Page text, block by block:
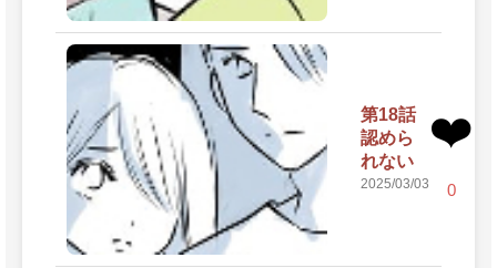
第18話
認めら
れない
2025/03/03
❤️
0